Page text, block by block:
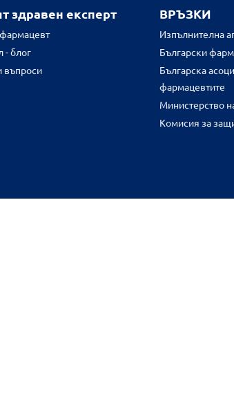
здравен експерт
- блог
въпроси
ВРЪЗКИ
Изпълнителна
Български
Българска
фармацевтите
Министерство
Комисия за